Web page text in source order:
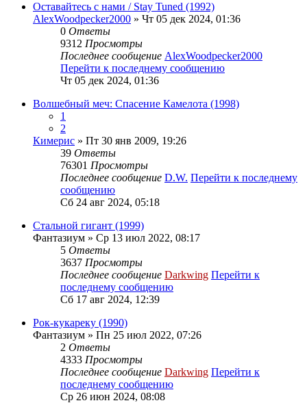
Оставайтесь с нами / Stay Tuned (1992)
AlexWoodpecker2000 » Чт 05 дек 2024, 01:36
0 Ответы
9312 Просмотры
Последнее сообщение AlexWoodpecker2000
Перейти к последнему сообщению
Чт 05 дек 2024, 01:36
Волшебный меч: Спасение Камелота (1998)
1
2
Кимерис » Пт 30 янв 2009, 19:26
39 Ответы
76301 Просмотры
Последнее сообщение D.W. Перейти к последнему
сообщению
Сб 24 авг 2024, 05:18
Стальной гигант (1999)
Фантазиум » Ср 13 июл 2022, 08:17
5 Ответы
3637 Просмотры
Последнее сообщение Darkwing Перейти к
последнему сообщению
Сб 17 авг 2024, 12:39
Рок-кукареку (1990)
Фантазиум » Пн 25 июл 2022, 07:26
2 Ответы
4333 Просмотры
Последнее сообщение Darkwing Перейти к
последнему сообщению
Ср 26 июн 2024, 08:08